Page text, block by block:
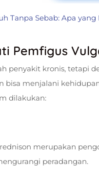
Tanpa Sebab: Apa
Pemfigus
penyakit kronis, tetapi
bisa menjalani
dilakukan:
merupakan
peradangan.